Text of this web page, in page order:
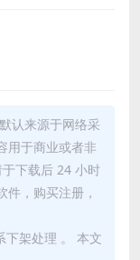
认来源于网络采
用于商业或者非
下载后 24 小时
，购买注册，
架处理 。 本文